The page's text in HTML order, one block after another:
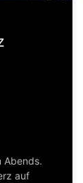
Abends.
auf